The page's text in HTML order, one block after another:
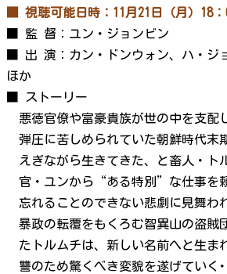
■ 視聴可能日時：11月21日（月）18：
■ 監 督：ユン・ジョンビン
■ 出 演：カン・ドンウォン、ハ・ジ
ほか
■ ストーリー
悪徳官僚や富豪貴族が世の中を支配
弾圧に苦しめられていた朝鮮時代末
えぎながら生きてきた、と畜人・ト
官・ユンから“ある特別”な仕事を
忘れることのできない悲劇に見舞わ
暴政の転覆をもくろむ智異山の盗賊
たトルムチは、新しい名前へと生ま
讐のため驚くべき変貌を遂げていく･